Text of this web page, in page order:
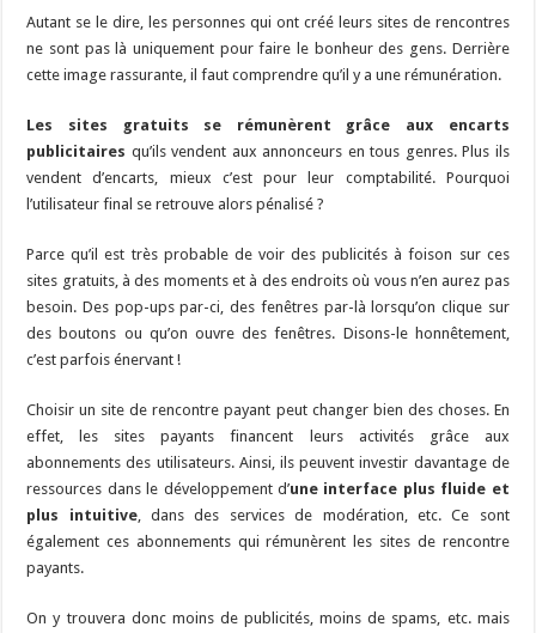
Autant se le dire, les personnes qui ont créé leurs sites de rencontres
ne sont pas là uniquement pour faire le bonheur des gens. Derrière
cette image rassurante, il faut comprendre qu’il y a une rémunération.
Les sites gratuits se rémunèrent grâce aux encarts
publicitaires qu’ils vendent aux annonceurs en tous genres. Plus ils
vendent d’encarts, mieux c’est pour leur comptabilité. Pourquoi
l’utilisateur final se retrouve alors pénalisé ?
Parce qu’il est très probable de voir des publicités à foison sur ces
sites gratuits, à des moments et à des endroits où vous n’en aurez pas
besoin. Des pop-ups par-ci, des fenêtres par-là lorsqu’on clique sur
des boutons ou qu’on ouvre des fenêtres. Disons-le honnêtement,
c’est parfois énervant !
Choisir un site de rencontre payant peut changer bien des choses. En
effet, les sites payants financent leurs activités grâce aux
abonnements des utilisateurs. Ainsi, ils peuvent investir davantage de
ressources dans le développement d’une interface plus fluide et
plus intuitive, dans des services de modération, etc. Ce sont
également ces abonnements qui rémunèrent les sites de rencontre
payants.
On y trouvera donc moins de publicités, moins de spams, etc. mais